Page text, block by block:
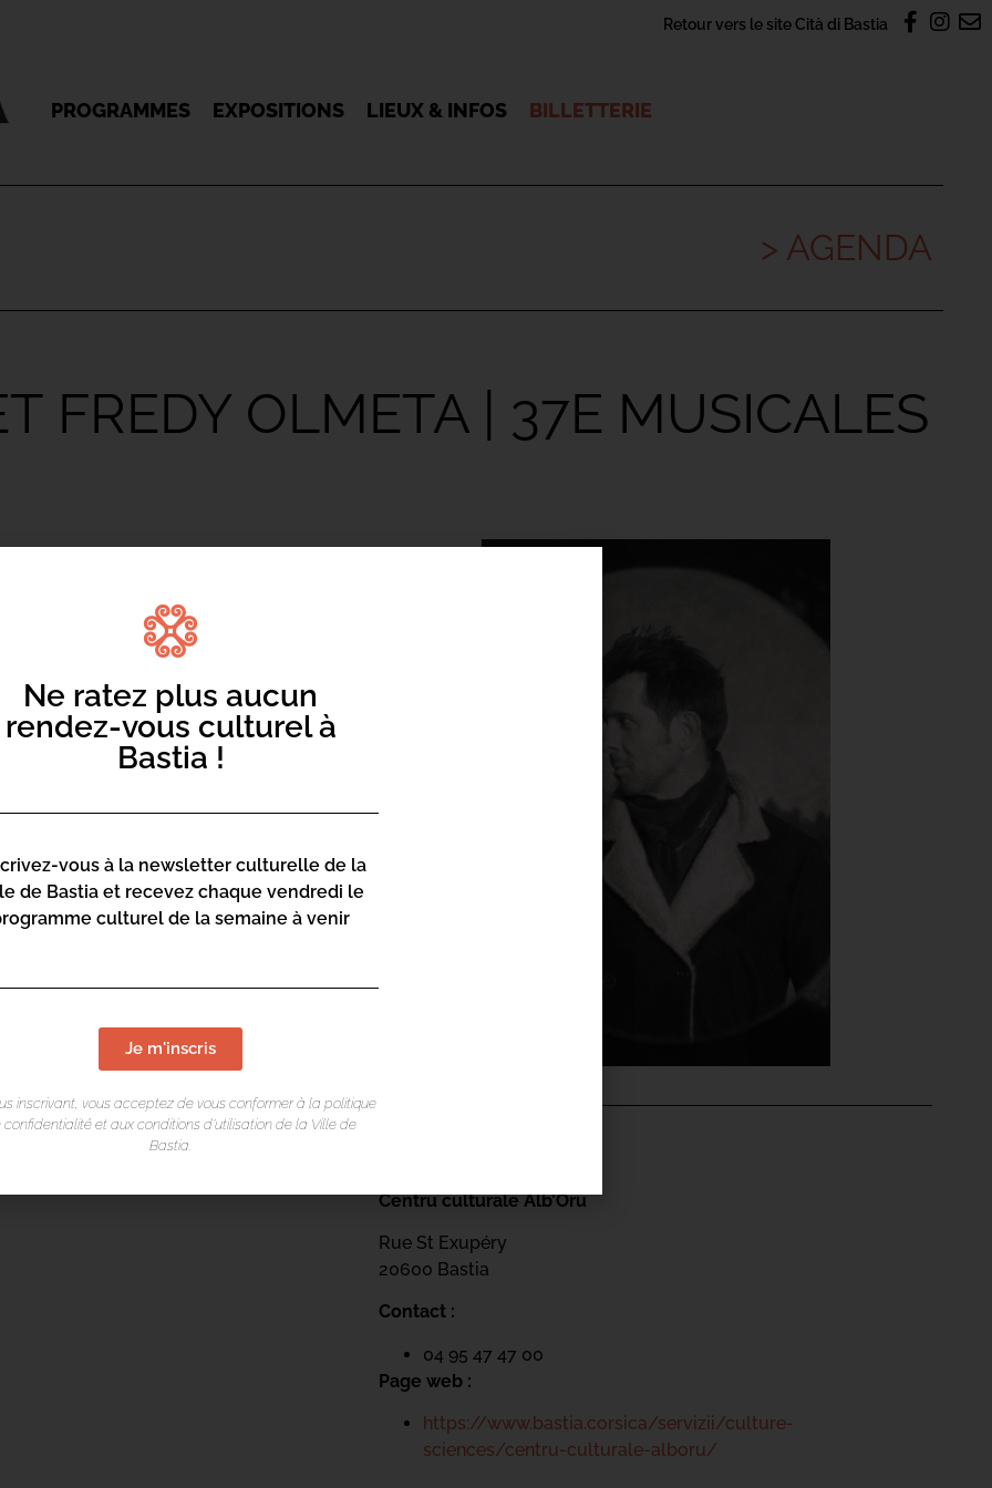
Retour vers le site Cità di Bastia
PROGRAMMES EXPOSITIONS LIEUX & INFOS BILLETTERIE
> AGENDA
FREDY OLMETA | 37E MUSICALES
depuis 1987 !
offrant un espace de convivialité
aura pour particularité de se
du 5 au 7 juin, à leur créneau
vous proposeront un premier week-
avec la participation de Camille &
dû être reporté.
Centru culturale Alb’Oru
Rue St Exupéry
20600 Bastia
Contact :
04 95 47 47 00
Page web :
https://www.bastia.corsica/servizii/culture-
sciences/centru-culturale-alboru/
Ne ratez plus aucun
rendez-vous culturel à
Bastia !
vous à la newsletter culturelle de la
de Bastia et recevez chaque vendredi le
culturel de la semaine à venir
Je m'inscris
inscrivant, vous acceptez de vous conformer à la politique
confidentialité et aux conditions d’utilisation de la Ville de
Bastia.